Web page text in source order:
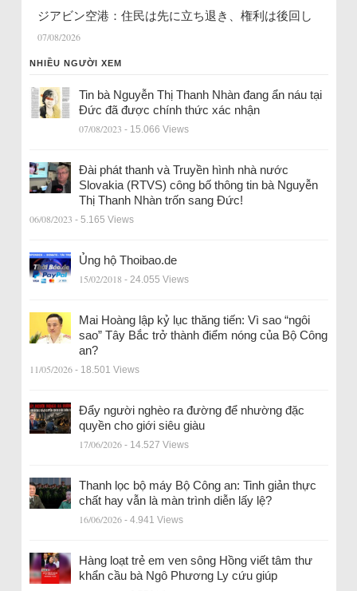
ジアビン空港：住民は先に立ち退き、権利は後回し
07/08/2026
NHIỀU NGƯỜI XEM
Tin bà Nguyễn Thị Thanh Nhàn đang ẩn náu tại
Đức đã được chính thức xác nhận
07/08/2023 - 15.066 Views
Đài phát thanh và Truyền hình nhà nước
Slovakia (RTVS) công bố thông tin bà Nguyễn
Thị Thanh Nhàn trốn sang Đức!
06/08/2023 - 5.165 Views
Ủng hộ Thoibao.de
15/02/2018 - 24.055 Views
Mai Hoàng lập kỷ lục thăng tiến: Vì sao “ngôi
sao” Tây Bắc trở thành điểm nóng của Bộ Công
an?
11/05/2026 - 18.501 Views
Đẩy người nghèo ra đường để nhường đặc
quyền cho giới siêu giàu
17/06/2026 - 14.527 Views
Thanh lọc bộ máy Bộ Công an: Tinh giản thực
chất hay vẫn là màn trình diễn lấy lệ?
16/06/2026 - 4.941 Views
Hàng loạt trẻ em ven sông Hồng viết tâm thư
khẩn cầu bà Ngô Phương Ly cứu giúp